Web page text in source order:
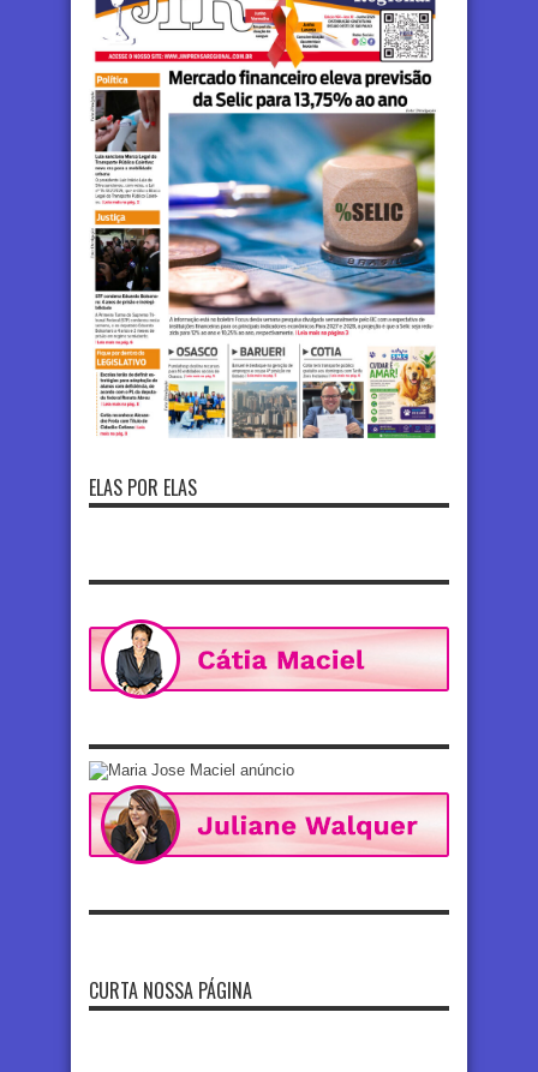
ELAS POR ELAS
CURTA NOSSA PÁGINA